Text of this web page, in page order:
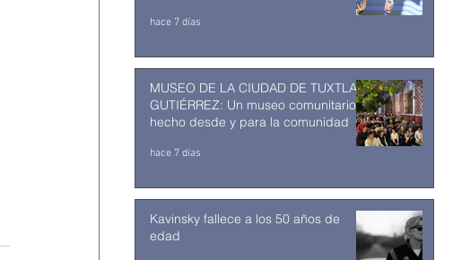
hace 7 días
MUSEO DE LA CIUDAD DE TUXTLA
GUTIÉRREZ: Un museo comunitario
hecho desde y para la comunidad
hace 7 días
Kavinsky fallece a los 50 años de
edad